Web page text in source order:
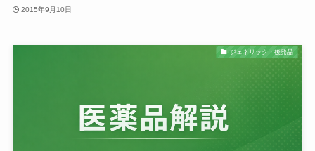
2015年9月10日
ジェネリック・後発品